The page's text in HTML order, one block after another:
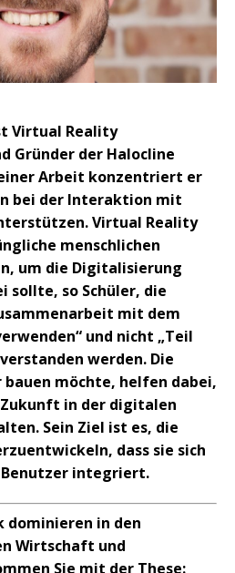
Virtual Reality
Gründer der Halocline
Arbeit konzentriert er
bei der Interaktion mit
Virtual Reality
menschlichen
um die Digitalisierung
sollte, so Schüler, die
mit dem
und nicht „Teil
werden. Die
bauen möchte, helfen dabei,
in der digitalen
Sein Ziel ist es, die
dass sie sich
integriert.
dominieren in den
Wirtschaft und
Sie mit der These: